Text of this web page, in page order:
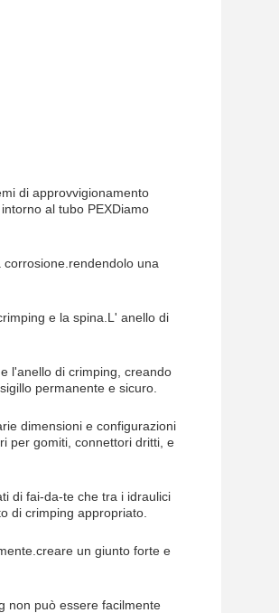
di approvvigionamento
al tubo PEXDiamo
una
e la spina.L' anello di
l'anello di crimping, creando
permanente e sicuro.
dimensioni e configurazioni
per gomiti, connettori dritti, e
di fai-da-te che tra i idraulici
di crimping appropriato.
un giunto forte e
non può essere facilmente